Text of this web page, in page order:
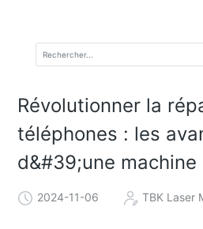
Révolutionner la
téléphones : les
d&#39;une machine
2024-11-06 TBK Laser